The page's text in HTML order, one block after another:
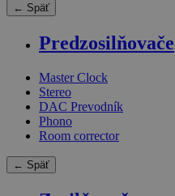
← Späť
Predzosilňovače
Master Clock
Stereo
DAC Prevodník
Phono
Room corrector
← Späť